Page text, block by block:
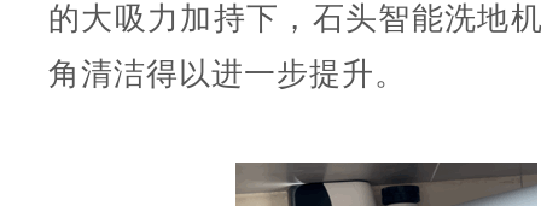
的大吸力加持下，石头智能洗地
角清洁得以进一步提升。